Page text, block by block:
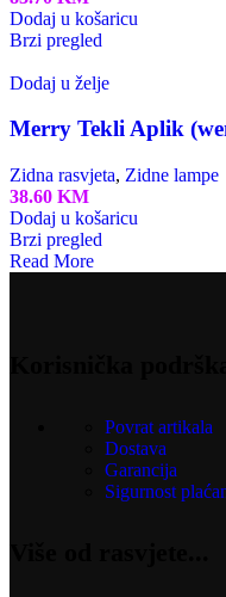
Dodaj u košaricu
Brzi pregled
Dodaj u želje
Merry Tekli Aplik
Zidna rasvjeta, Zidne lampe
38.60 KM
Dodaj u košaricu
Brzi pregled
Read More
Povrat artikala
Dostava
Garancija
Sigurnost